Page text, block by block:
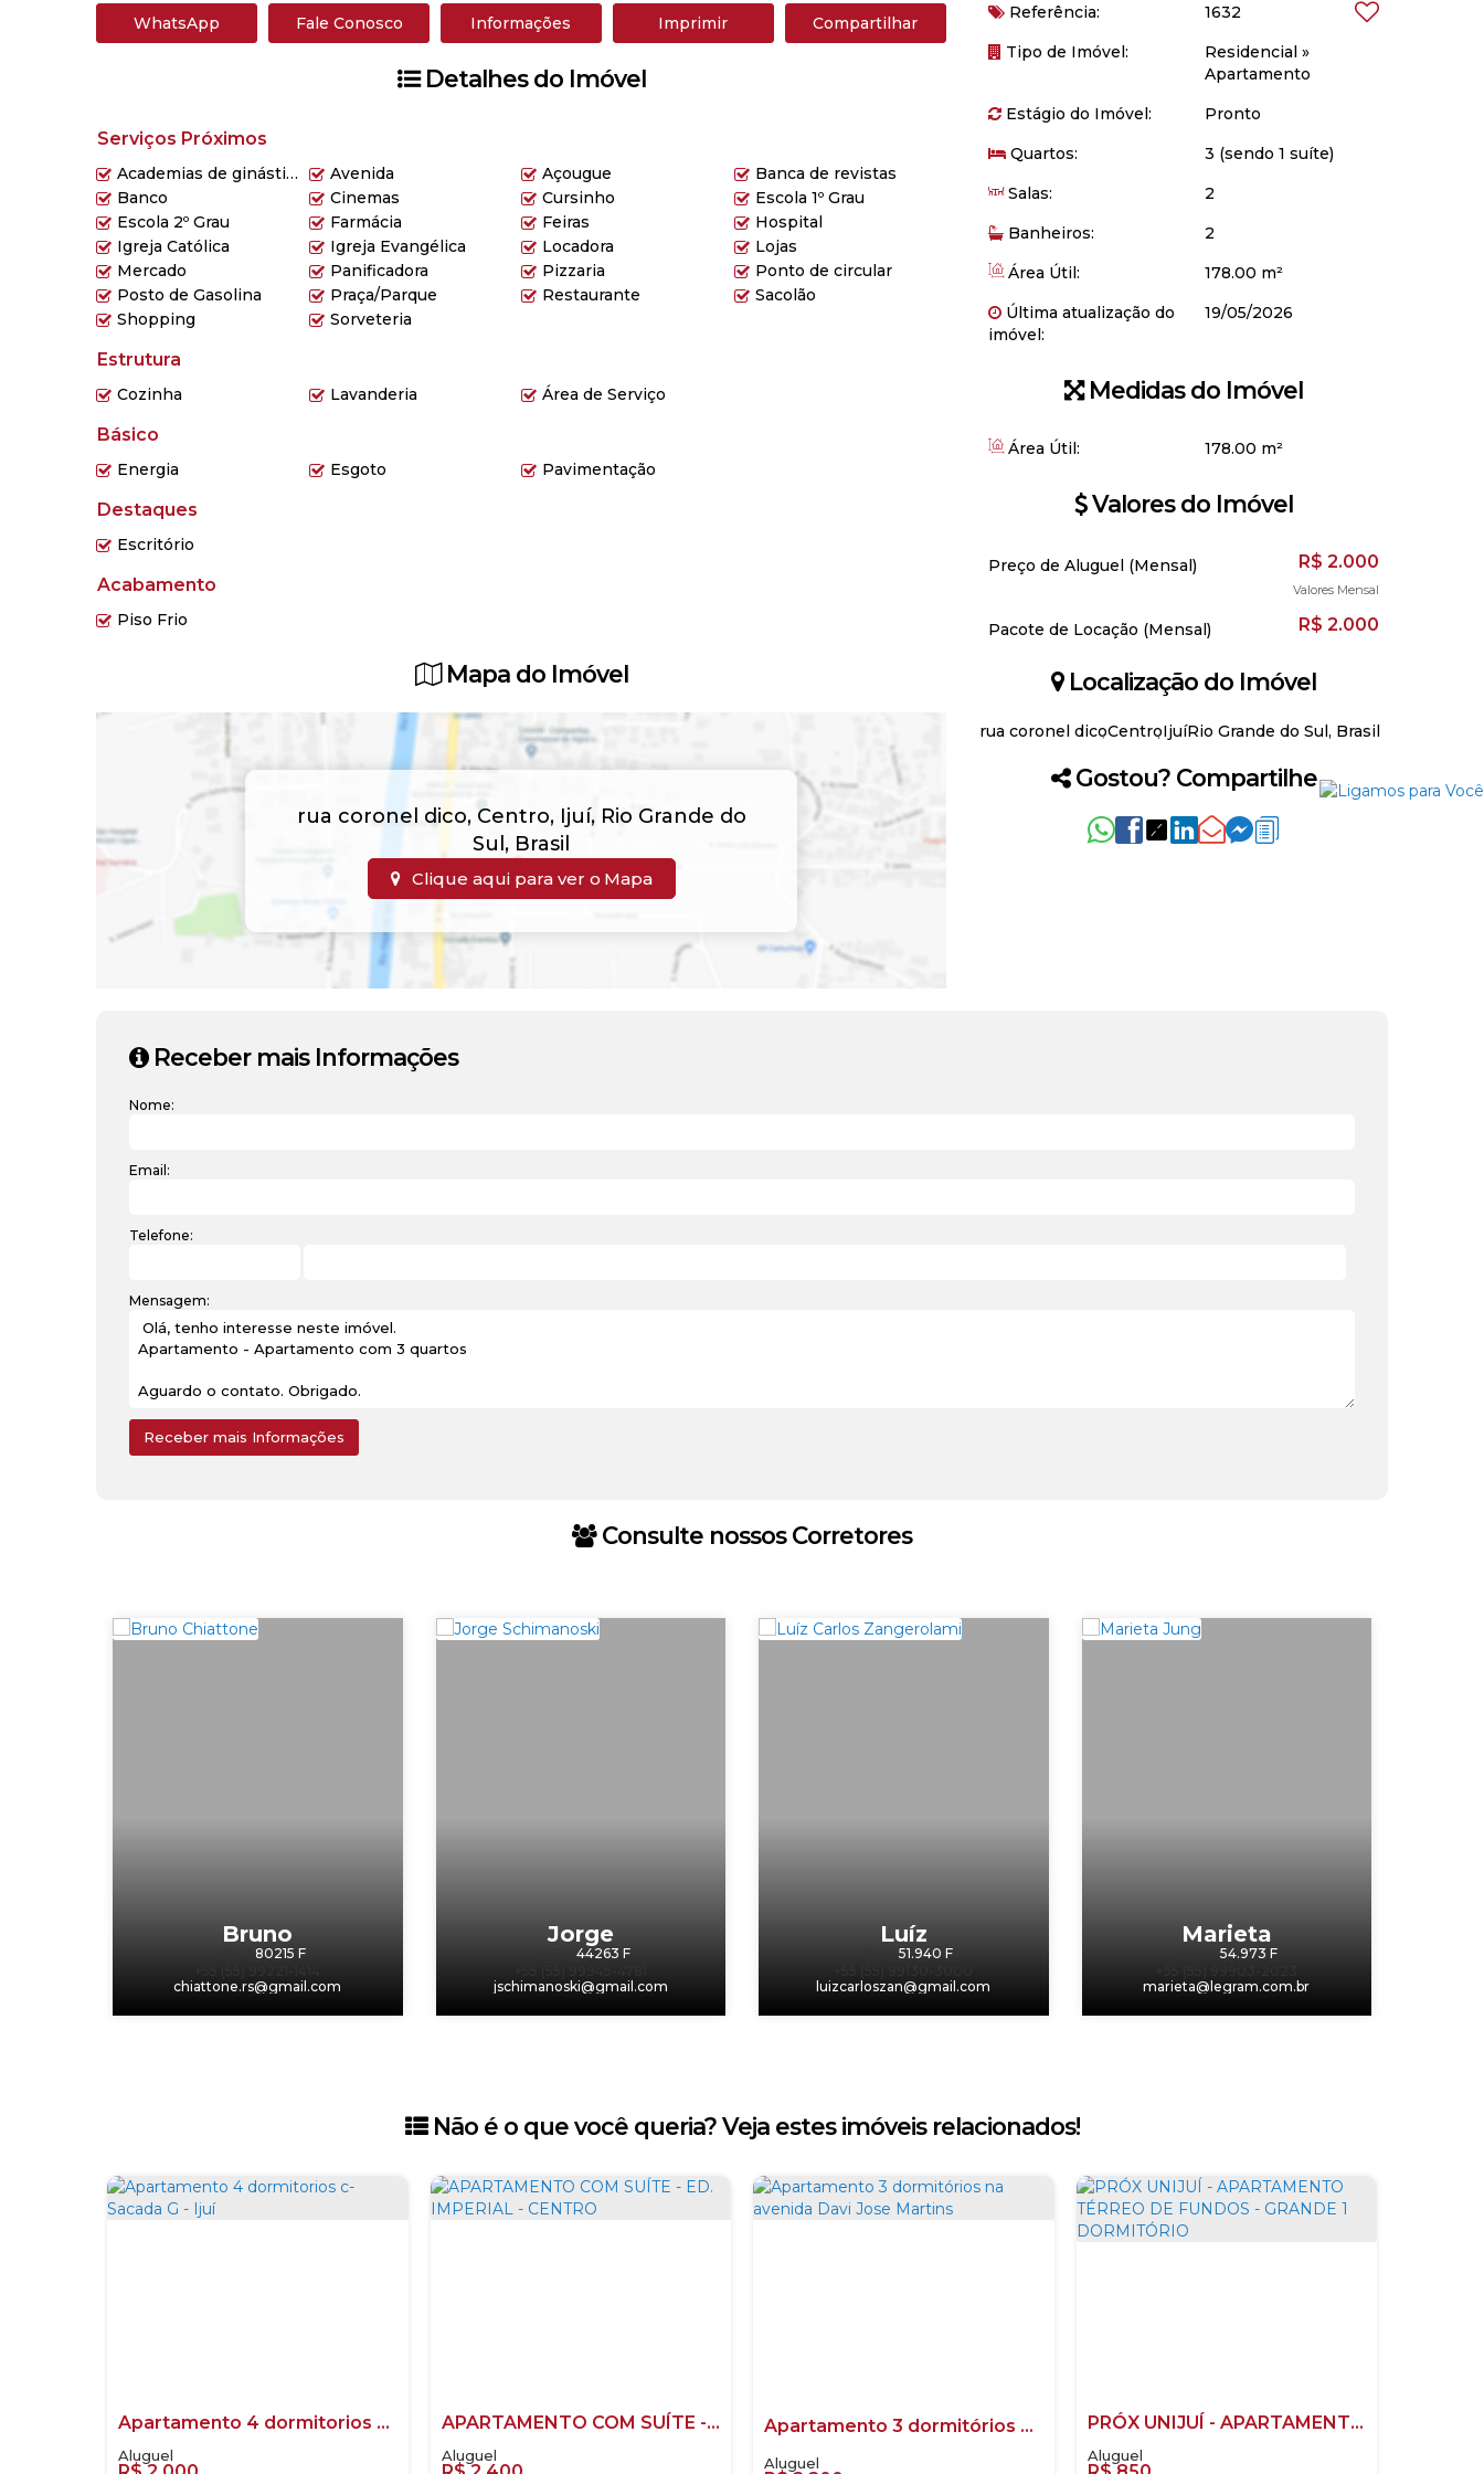
WhatsApp Fale Conosco Informações Imprimir Compartilhar
Detalhes do Imóvel
Serviços Próximos
Academias de ginástica Avenida Açougue
Banca de revistas
Banco
Cinemas Cursinho
Escola 1º Grau
Escola 2º Grau
Farmácia Feiras
Hospital
Igreja Católica
Igreja Evangélica Locadora
Lojas
Mercado
Panificadora Pizzaria
Ponto de circular
Posto de Gasolina
Praça/Parque Restaurante
Sacolão
Shopping
Sorveteria
Estrutura
Cozinha Lavanderia Área de Serviço
Básico
Energia Esgoto Pavimentação
Destaques
Escritório
Acabamento
Piso Frio
Mapa do Imóvel
rua coronel dico, Centro, Ijuí, Rio Grande do
Sul, Brasil
Clique aqui para ver o Mapa
Referência:
1632
Tipo de Imóvel:
Residencial »
Apartamento
Estágio do Imóvel:
Pronto
Quartos:
3 (sendo 1 suíte)
Salas:
2
Banheiros:
2
Área Útil:
178.00 m²
Última atualização do
imóvel:
19/05/2026
Medidas do Imóvel
Área Útil: 178.00 m²
Valores do Imóvel
R$ 2.000
Preço de Aluguel (Mensal)
Valores Mensal
R$ 2.000
Pacote de Locação (Mensal)
Localização do Imóvel
rua coronel dicoCentroIjuíRio Grande do Sul, Brasil
Gostou? Compartilhe
Receber mais Informações
Nome:
Email:
Telefone:
Mensagem:
Consulte nossos Corretores
Bruno
80215 F
chiattone.rs@gmail.com
Jorge
44263 F
jschimanoski@gmail.com
Luíz
51.940 F
luizcarloszan@gmail.com
Marieta
54.973 F
marieta@legram.com.br
Não é o que você queria? Veja estes imóveis relacionados!
Apartamento 4 dormitorios c-Sacada G - Ijuí APARTAMENTO COM SUÍTE - ED. IMPERIAL - CENTRO Apartamento 3 dormitórios na avenida Davi Jose Martins PRÓX UNIJUÍ - APARTAMENTO TÉRREO DE FUNDOS - GRANDE 1 DORMITÓRIO